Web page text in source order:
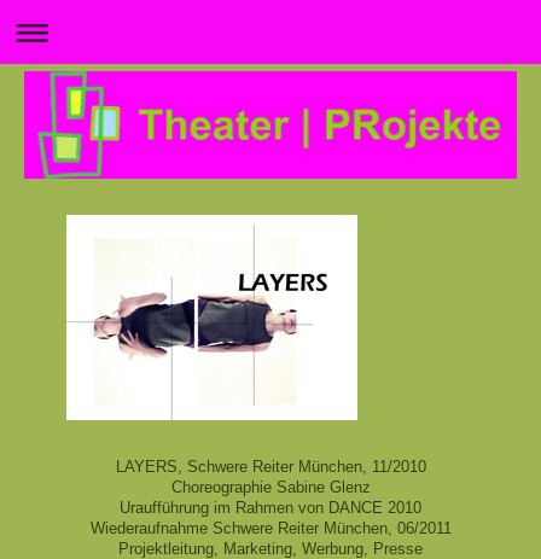
LAYERS, Schwere Reiter München, 11/2010
Choreographie Sabine Glenz
Uraufführung im Rahmen von DANCE 2010
Wiederaufnahme Schwere Reiter München, 06/2011
Projektleitung, Marketing, Werbung, Presse